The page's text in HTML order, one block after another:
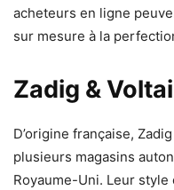
acheteurs en ligne
sur mesure à la
Zadig &
D’origine française,
plusieurs magasins
Royaume-Uni. Leur